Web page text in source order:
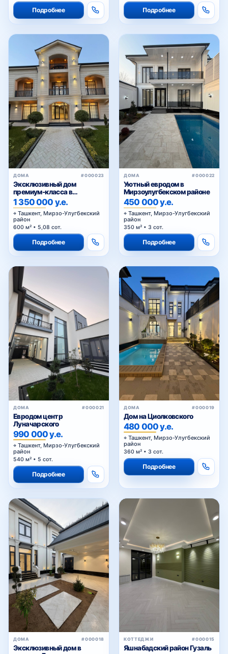
Подробнее Подробнее
ДОМА #000023
Эксклюзивный дом
премиум-класса в
Мирзоулугбекском районе
1 350 000 у.е.
Ташкент, Мирзо-Улугбекский
район
600 м² • 5,08 сот.
Подробнее
ДОМА #000022
Уютный евродом в
Мирзоулугбекском районе
450 000 у.е.
Ташкент, Мирзо-Улугбекский
район
350 м² • 3 сот.
Подробнее
ДОМА #000021
Евродом центр
Луначарского
990 000 у.е.
Ташкент, Мирзо-Улугбекский
район
540 м² • 5 сот.
Подробнее
ДОМА #000019
Дом на Циолковского
480 000 у.е.
Ташкент, Мирзо-Улугбекский
район
360 м² • 3 сот.
Подробнее
ДОМА #000018
Эксклюзивный дом в
КОТТЕДЖИ #000015
Яшнабадский район Гузаль